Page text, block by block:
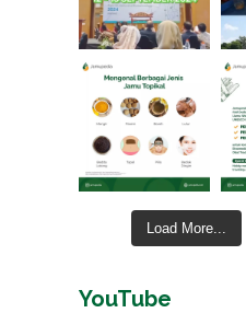
Load More...
YouTube